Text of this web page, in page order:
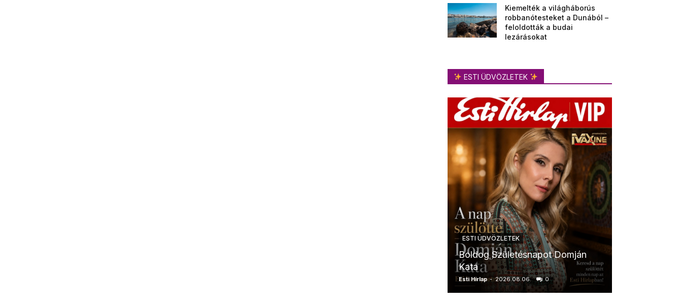
Kiemelték a világháborús
robbanótesteket a Dunából –
feloldották a budai
lezárásokat
ESTI ÜDVÖZLETEK
ESTI ÜDVÖZLETEK
Boldog Születésnapot Domján
Kata
Esti Hírlap - 2026.08.06. 0